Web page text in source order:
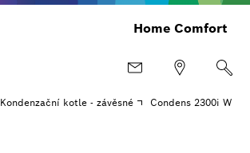
Home Comfort
Kondenzační kotle - závěsné Condens 2300i W